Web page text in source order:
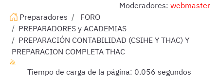
Moderadores: webmaster
Preparadores
FORO
PREPARADORES y ACADEMIAS
PREPARACIÓN CONTABILIDAD (CSIHE Y THAC) Y
PREPARACION COMPLETA THAC
Tiempo de carga de la página: 0.056 segundos